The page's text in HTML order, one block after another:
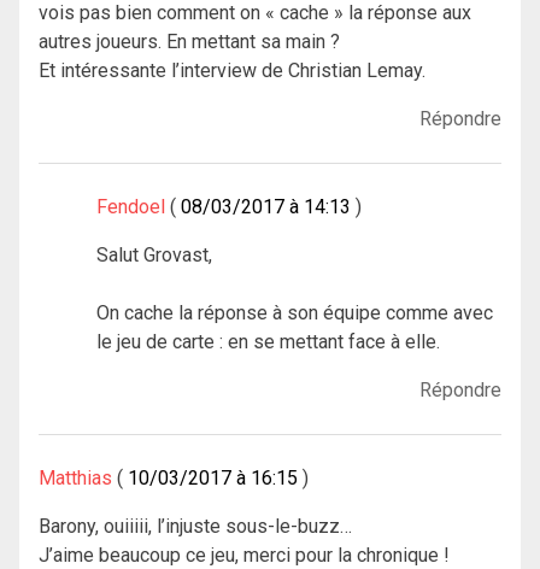
vois pas bien comment on « cache » la réponse aux
autres joueurs. En mettant sa main ?
Et intéressante l’interview de Christian Lemay.
Répondre
Fendoel 08/03/2017 à 14:13
Salut Grovast,
On cache la réponse à son équipe comme avec
le jeu de carte : en se mettant face à elle.
Répondre
Matthias 10/03/2017 à 16:15
Barony, ouiiiii, l’injuste sous-le-buzz…
J’aime beaucoup ce jeu, merci pour la chronique !